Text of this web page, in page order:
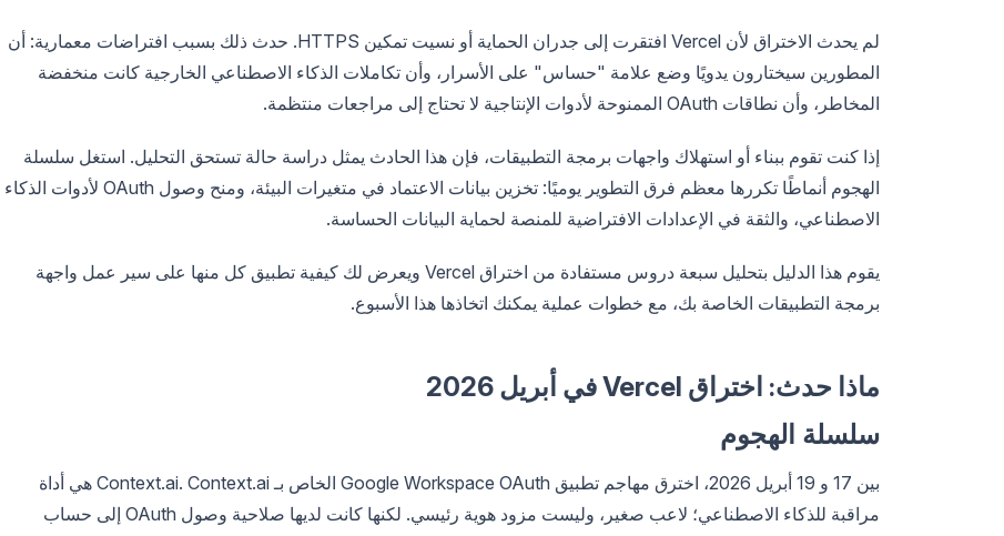
لم يحدث الاختراق لأن Vercel افتقرت إلى جدران الحماية أو نسيت تمكين HTTPS. حدث ذلك بسبب افتراضات معمارية: أن
المطورين سيختارون يدويًا وضع علامة "حساس" على الأسرار، وأن تكاملات الذكاء الاصطناعي الخارجية كانت منخفضة
المخاطر، وأن نطاقات OAuth الممنوحة لأدوات الإنتاجية لا تحتاج إلى مراجعات منتظمة.
إذا كنت تقوم ببناء أو استهلاك واجهات برمجة التطبيقات، فإن هذا الحادث يمثل دراسة حالة تستحق التحليل. استغل سلسلة
الهجوم أنماطًا تكررها معظم فرق التطوير يوميًا: تخزين بيانات الاعتماد في متغيرات البيئة، ومنح وصول OAuth لأدوات الذكاء
الاصطناعي، والثقة في الإعدادات الافتراضية للمنصة لحماية البيانات الحساسة.
يقوم هذا الدليل بتحليل سبعة دروس مستفادة من اختراق Vercel ويعرض لك كيفية تطبيق كل منها على سير عمل واجهة
برمجة التطبيقات الخاصة بك، مع خطوات عملية يمكنك اتخاذها هذا الأسبوع.
ماذا حدث: اختراق Vercel في أبريل 2026
سلسلة الهجوم
بين 17 و 19 أبريل 2026، اخترق مهاجم تطبيق Google Workspace OAuth الخاص بـ Context.ai. Context.ai هي أداة
مراقبة للذكاء الاصطناعي؛ لاعب صغير، وليست مزود هوية رئيسي. لكنها كانت لديها صلاحية وصول OAuth إلى حساب